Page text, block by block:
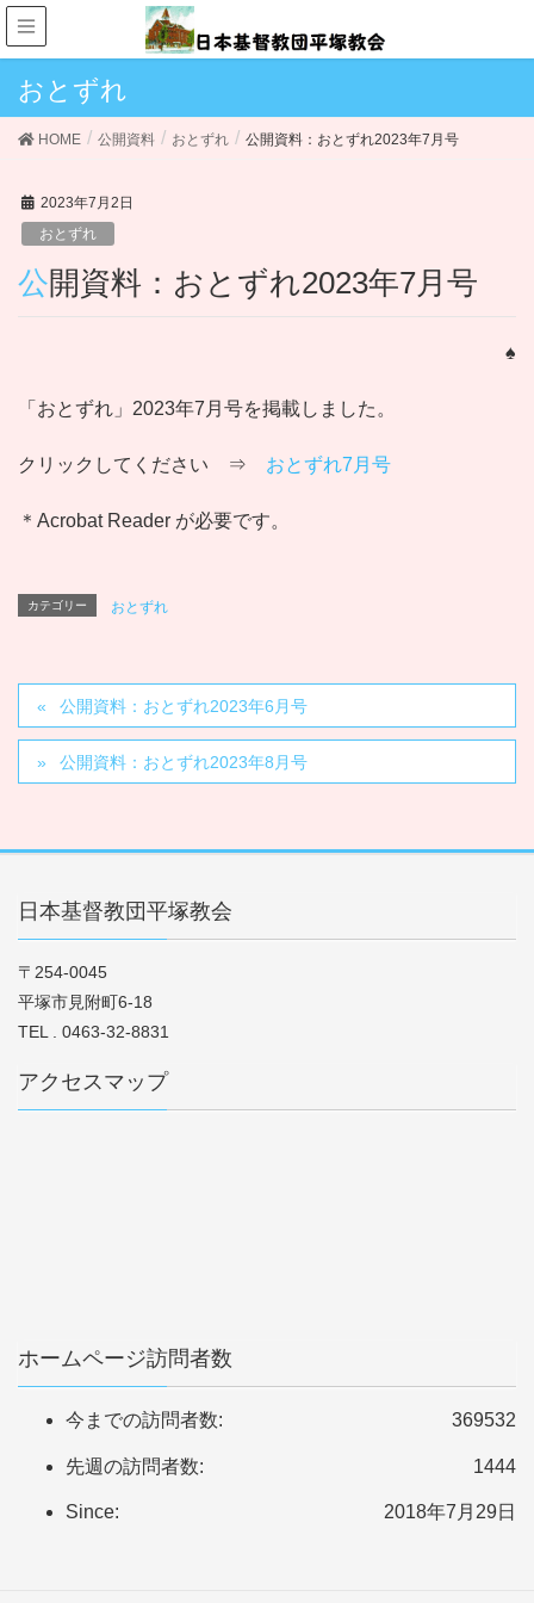
おとずれ
HOME 公開資料 おとずれ 公開資料：おとずれ2023年7月号
2023年7月2日
おとずれ
公開資料：おとずれ2023年7月号
♠
「おとずれ」2023年7月号を掲載しました。
クリックしてください ⇒ おとずれ7月号
＊Acrobat Reader が必要です。
カテゴリー おとずれ
公開資料：おとずれ2023年6月号
公開資料：おとずれ2023年8月号
日本基督教団平塚教会
〒254-0045
平塚市見附町6-18
TEL . 0463-32-8831
アクセスマップ
ホームページ訪問者数
369532
今までの訪問者数:
1444
先週の訪問者数:
2018年7月29日
Since: